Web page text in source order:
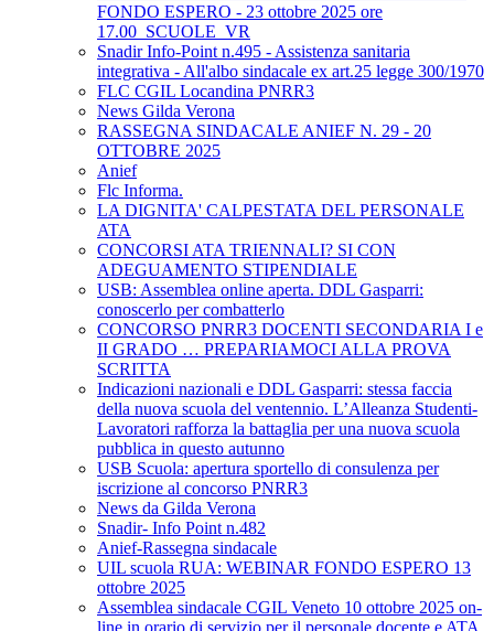
FONDO ESPERO - 23 ottobre 2025 ore
17.00_SCUOLE_VR
Snadir Info-Point n.495 - Assistenza sanitaria
integrativa - All'albo sindacale ex art.25 legge 300/1970
FLC CGIL Locandina PNRR3
News Gilda Verona
RASSEGNA SINDACALE ANIEF N. 29 - 20
OTTOBRE 2025
Anief
Flc Informa.
LA DIGNITA' CALPESTATA DEL PERSONALE
ATA
CONCORSI ATA TRIENNALI? SI CON
ADEGUAMENTO STIPENDIALE
USB: Assemblea online aperta. DDL Gasparri:
conoscerlo per combatterlo
CONCORSO PNRR3 DOCENTI SECONDARIA I e
II GRADO … PREPARIAMOCI ALLA PROVA
SCRITTA
Indicazioni nazionali e DDL Gasparri: stessa faccia
della nuova scuola del ventennio. L’Alleanza Studenti-
Lavoratori rafforza la battaglia per una nuova scuola
pubblica in questo autunno
USB Scuola: apertura sportello di consulenza per
iscrizione al concorso PNRR3
News da Gilda Verona
Snadir- Info Point n.482
Anief-Rassegna sindacale
UIL scuola RUA: WEBINAR FONDO ESPERO 13
ottobre 2025
Assemblea sindacale CGIL Veneto 10 ottobre 2025 on-